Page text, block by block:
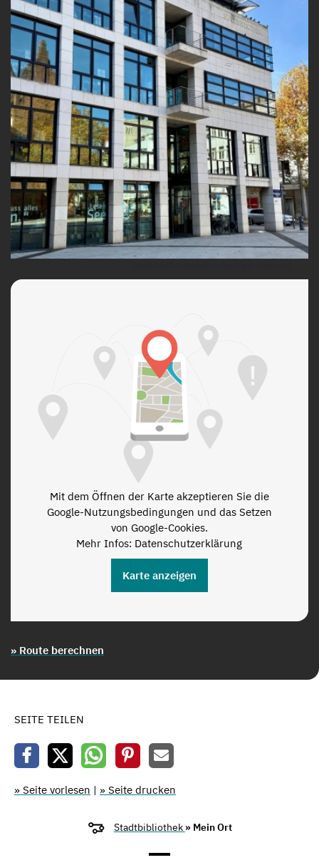
Mit dem Öffnen der Karte akzeptieren Sie die
Google-Nutzungsbedingungen und das Setzen
von Google-Cookies.
Mehr Infos: Datenschutzerklärung
Karte anzeigen
» Route berechnen
SEITE TEILEN
» Seite vorlesen | » Seite drucken
Stadtbibliothek » Mein Ort